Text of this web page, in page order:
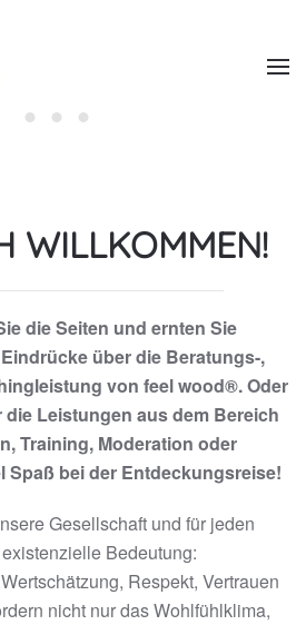
WILLKOMMEN!
die Seiten und ernten Sie
über die Beratungs-,
von feel wood®. Oder
die Leistungen aus dem Bereich
Training, Moderation oder
Spaß bei der Entdeckungsreise!
Gesellschaft und für jeden
Bedeutung:
Respekt, Vertrauen
nicht nur das Wohlfühlklima,